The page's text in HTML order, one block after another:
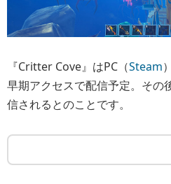
『Critter Cove』はPC（Steam
早期アクセスで配信予定。その
信されるとのことです。